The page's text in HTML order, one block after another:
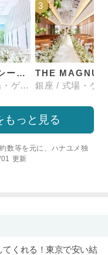
シャルマンシーナTOKYO
表参道 / 式場・ゲストハウス
3
もっと見る
数等を元に、ハナユメ独
更新
くれる！東京で安い結